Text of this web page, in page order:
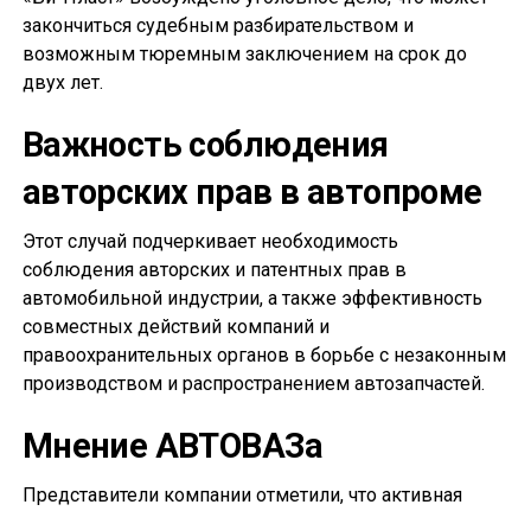
закончиться судебным разбирательством и
возможным тюремным заключением на срок до
двух лет.
Важность соблюдения
авторских прав в автопроме
Этот случай подчеркивает необходимость
соблюдения авторских и патентных прав в
автомобильной индустрии, а также эффективность
совместных действий компаний и
правоохранительных органов в борьбе с незаконным
производством и распространением автозапчастей.
Мнение АВТОВАЗа
Представители компании отметили, что активная